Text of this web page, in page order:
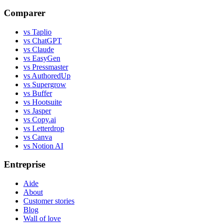
Comparer
vs Taplio
vs ChatGPT
vs Claude
vs EasyGen
vs Pressmaster
vs AuthoredUp
vs Supergrow
vs Buffer
vs Hootsuite
vs Jasper
vs Copy.ai
vs Letterdrop
vs Canva
vs Notion AI
Entreprise
Aide
About
Customer stories
Blog
Wall of love